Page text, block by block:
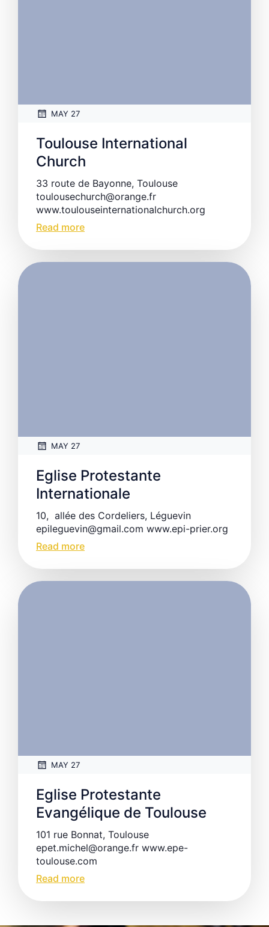
MAY 27
Toulouse International
Church
33 route de Bayonne, Toulouse
toulousechurch@orange.fr
www.toulouseinternationalchurch.org
Read more
MAY 27
Eglise Protestante
Internationale
10, allée des Cordeliers, Léguevin
epileguevin@gmail.com www.epi-prier.org
Read more
MAY 27
Eglise Protestante
Evangélique de Toulouse
101 rue Bonnat, Toulouse
epet.michel@orange.fr www.epe-
toulouse.com
Read more